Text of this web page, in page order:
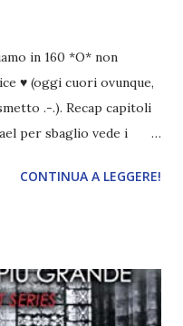
in 160 *O* non
♥ (oggi cuori ovunque,
.-.). Recap capitoli
per sbaglio vede i
come combattere i puri.
di cosa pensano,
una strage, piuttosto è lì
CONTINUA A LEGGERE!